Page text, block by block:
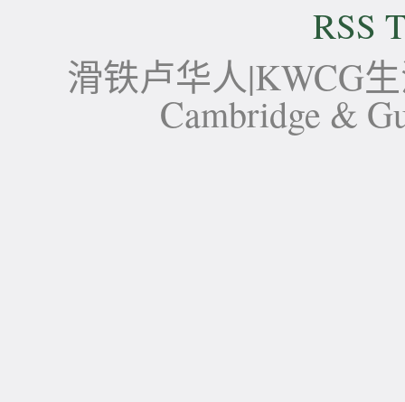
RSS
滑铁卢华人|KWCG
Cambridge &